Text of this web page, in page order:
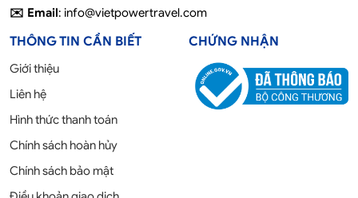
✉️ Email: info@vietpowertravel.com
THÔNG TIN CẦN BIẾT
Giới thiệu
Liên hệ
Hình thức thanh toán
Chính sách hoàn hủy
Chính sách bảo mật
CHỨNG NHẬN